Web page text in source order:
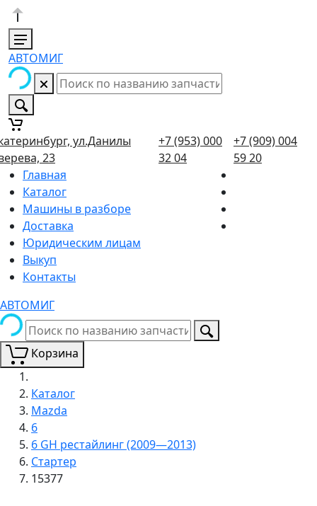
АВТОМИГ
ул.Данилы
23
+7 (953) 000
32 04
+7 (909) 004
59 20
Главная
Каталог
Машины в разборе
Доставка
Юридическим лицам
Выкуп
Контакты
АВТОМИГ
Корзина
Каталог
Mazda
6
6 GH рестайлинг (2009—2013)
Стартер
15377